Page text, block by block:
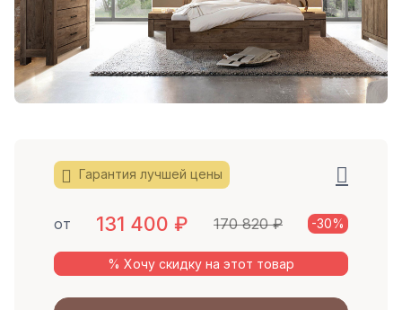
Гарантия лучшей цены
от 131 400 ₽ 170 820 ₽ -30%
% Хочу скидку на этот товар